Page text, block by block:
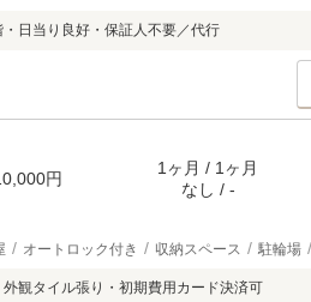
日当り良好・保証人不要／代行
円
1ヶ月 / 1ヶ月
なし / -
オートロック付き 収納スペース 駐輪場
観タイル張り・初期費用カード決済可